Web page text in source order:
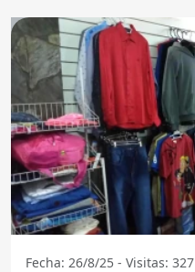
Fecha: 26/8/25 - Visitas: 327